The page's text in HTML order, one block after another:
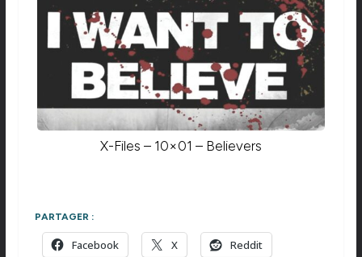
X-Files – 10×01 – Believers
PARTAGER :
Facebook X Reddit